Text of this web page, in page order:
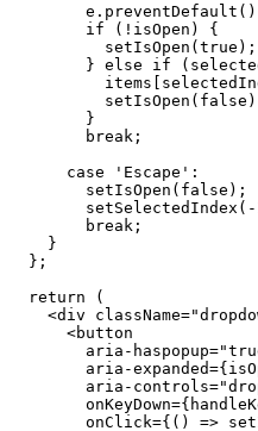
        e.
preventDefault
        if
( ! isOpen) {
          setIsOpen
( true );
        }
else if
          setIsOpen
( false
        }
        break
;
      case
'Escape' :
        setIsOpen
( false );
        setSelectedIndex
( -
        break
;
    }
  };
  return
(
    <
div className=
      <
button
        aria-haspopup
=
        aria-expanded
=
        aria-controls
=
        onKeyDown
=
        onClick
={() =>